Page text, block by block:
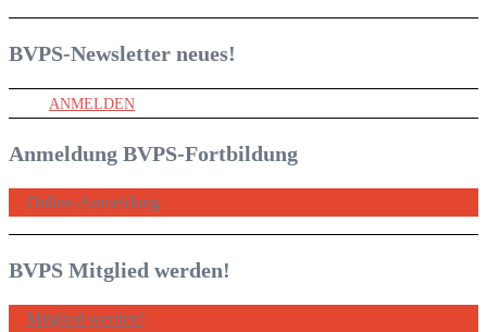
BVPS-Newsletter neues!
ANMELDEN
Anmeldung BVPS-Fortbildung
Online-Anmeldung
BVPS Mitglied werden!
Mitglied werden!